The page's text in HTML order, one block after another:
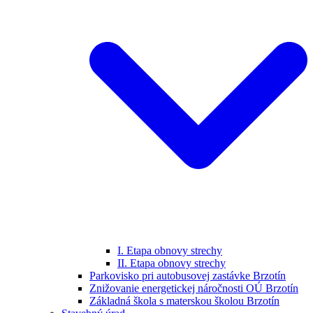
I. Etapa obnovy strechy
II. Etapa obnovy strechy
Parkovisko pri autobusovej zastávke Brzotín
Znižovanie energetickej náročnosti OÚ Brzotín
Základná škola s materskou školou Brzotín